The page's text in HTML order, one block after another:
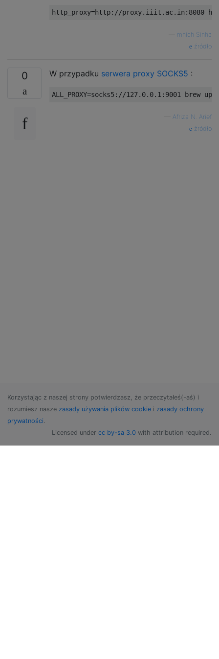
mnich Sinha
źródło
0 W przypadku serwera proxy SOCKS5 :
Afriza N. Arief
źródło
Korzystając z naszej strony potwierdzasz, że przeczytałeś(-aś) i
rozumiesz nasze zasady używania plików cookie i zasady ochrony
prywatności.
Licensed under cc by-sa 3.0 with attribution required.